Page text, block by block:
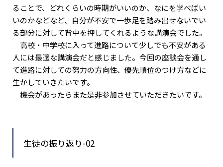
ることで、どれくらいの時期がいいのか、なにを学べばい
いのかなどなど、自分が不安で一歩足を踏み出せないでい
る部分に対して背中を押してくれるような講演会でした。
高校・中学校に入って進路について少しでも不安がある
人には最適な講演会だと感じました。今回の座談会を通し
て進路に対しての努力の方向性、優先順位のつけ方などに
生かしていきたいです。
機会があったらまた是非参加させていただきたいです。
生徒の振り返り-02